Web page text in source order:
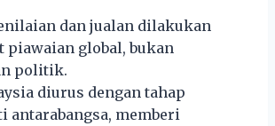
dan jualan dilakukan
piawaian global, bukan
politik.
diurus dengan tahap
memberi